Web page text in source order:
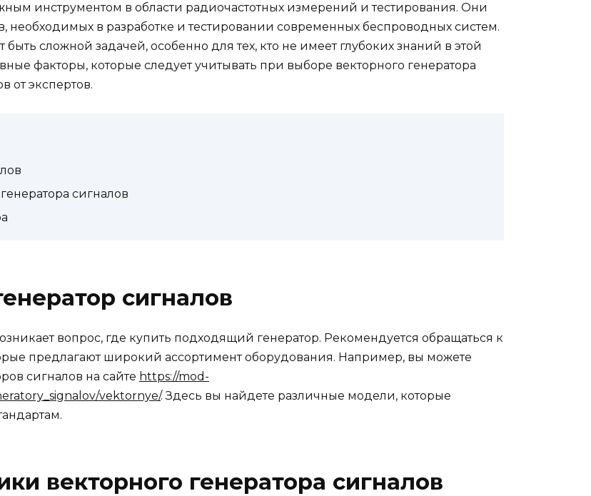
инструментом в области радиочастотных измерений и тестирования. Они
необходимых в разработке и тестировании современных беспроводных систем.
сложной задачей, особенно для тех, кто не имеет глубоких знаний в этой
факторы, которые следует учитывать при выборе векторного генератора
от экспертов.
сигналов
сигналов
вопрос, где купить подходящий генератор. Рекомендуется обращаться к
предлагают широкий ассортимент оборудования. Например, вы можете
сигналов на сайте https://mod-
vektornye/. Здесь вы найдете различные модели, которые
векторного генератора сигналов